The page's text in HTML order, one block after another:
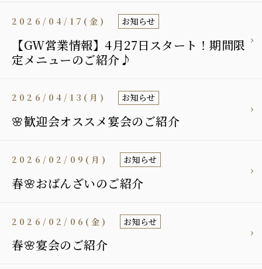
【GW営業情報】4月27日スタート！期間限
定メニューのご紹介♪
2026/04/17(金) お知らせ
🌸歓迎会オススメ宴会のご紹介
2026/04/13(月) お知らせ
春🌸おばんざいのご紹介
2026/02/09(月) お知らせ
春🌸宴会のご紹介
2026/02/06(金) お知らせ